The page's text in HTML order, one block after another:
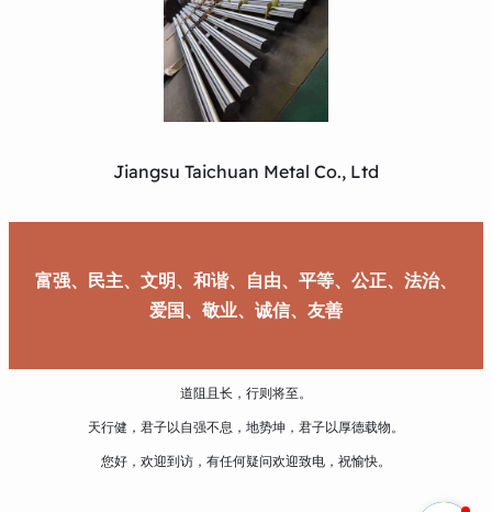
Jiangsu Taichuan Metal Co., Ltd
富强、民主、文明、和谐、自由、平等、公正、法治、
爱国、敬业、诚信、友善
道阻且长，行则将至。
天行健，君子以自强不息，地势坤，君子以厚德载物。
您好，欢迎到访，有任何疑问欢迎致电，祝愉快。